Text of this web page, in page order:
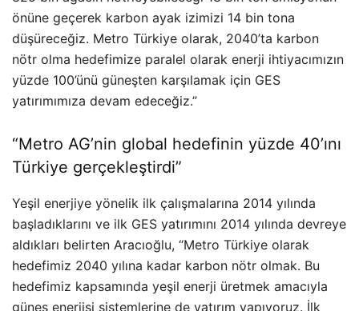
önüne geçerek karbon ayak izimizi 14 bin tona
düşüreceğiz. Metro Türkiye olarak, 2040’ta karbon
nötr olma hedefimize paralel olarak enerji ihtiyacımızın
yüzde 100’ünü güneşten karşılamak için GES
yatırımımıza devam edeceğiz.”
“Metro AG’nin global hedefinin yüzde 40’ını
Türkiye gerçekleştirdi”
Yeşil enerjiye yönelik ilk çalışmalarına 2014 yılında
başladıklarını ve ilk GES yatırımını 2014 yılında devreye
aldıkları belirten Aracıoğlu, “Metro Türkiye olarak
hedefimiz 2040 yılına kadar karbon nötr olmak. Bu
hedefimiz kapsamında yeşil enerji üretmek amacıyla
güneş enerjisi sistemlerine de yatırım yapıyoruz. İlk